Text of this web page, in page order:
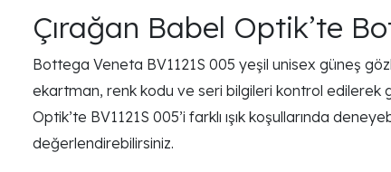
Çırağan Babel Optik’te
Bottega Veneta BV1121S 005 yeşil unisex güneş
ekartman, renk kodu ve seri bilgileri kontrol edilerek
Optik’te BV1121S 005’i farklı ışık koşullarında
değerlendirebilirsiniz.